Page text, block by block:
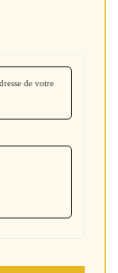
de votre